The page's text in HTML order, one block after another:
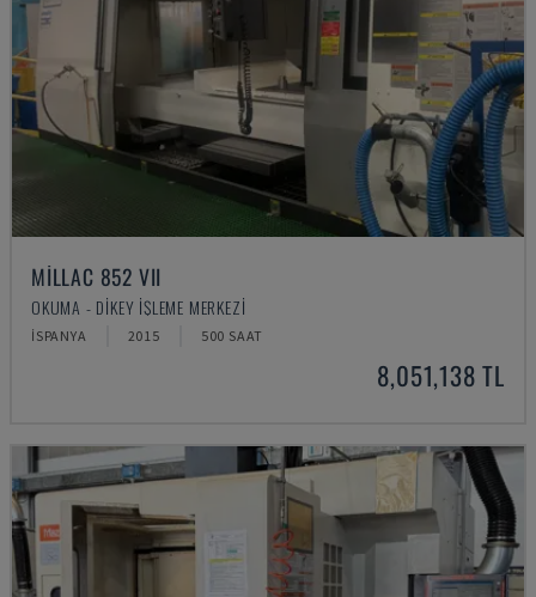
MILLAC 852 VII
OKUMA - DIKEY İŞLEME MERKEZI
İSPANYA 2015 500 SAAT
8,051,138 TL